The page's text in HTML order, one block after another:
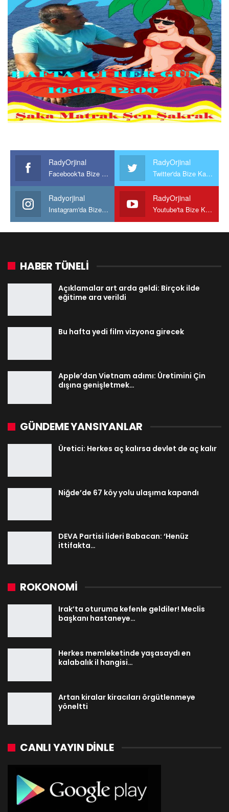
RadyOrjinal
Facebook'ta Bize Katılın
RadyOrjinal
Twitter'da Bize Katılın
Radyorjinal
Instagram'da Bize katılın
RadyOrjinal
Youtube'ta Bize Katılın
HABER TÜNELİ
Açıklamalar art arda geldi: Birçok ilde
eğitime ara verildi
Bu hafta yedi film vizyona girecek
Apple’dan Vietnam adımı: Üretimini Çin
dışına genişletmek…
GÜNDEME YANSIYANLAR
Üretici: Herkes aç kalırsa devlet de aç kalır
Niğde’de 67 köy yolu ulaşıma kapandı
DEVA Partisi lideri Babacan: ‘Henüz
ittifakta…
ROKONOMİ
Irak’ta oturuma kefenle geldiler! Meclis
başkanı hastaneye…
Herkes memleketinde yaşasaydı en
kalabalık il hangisi…
Artan kiralar kiracıları örgütlenmeye
yöneltti
CANLI YAYIN DINLE